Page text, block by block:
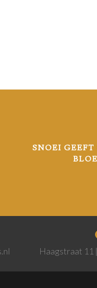
SNOEI GEEFT
Haagstraat 11